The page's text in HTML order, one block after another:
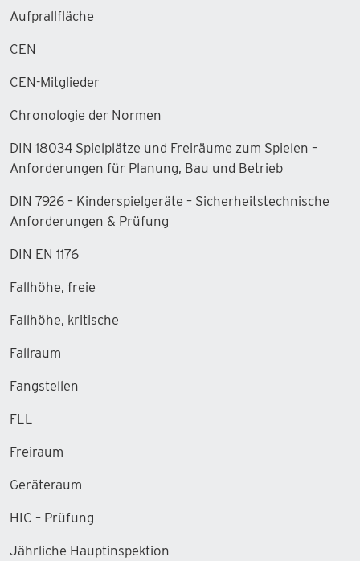
Aufprallfläche
CEN
CEN-Mitglieder
Chronologie der Normen
DIN 18034 Spielplätze und Freiräume zum Spielen –
Anforderungen für Planung, Bau und Betrieb
DIN 7926 – Kinderspielgeräte – Sicherheitstechnische
Anforderungen & Prüfung
DIN EN 1176
Fallhöhe, freie
Fallhöhe, kritische
Fallraum
Fangstellen
FLL
Freiraum
Geräteraum
HIC – Prüfung
Jährliche Hauptinspektion